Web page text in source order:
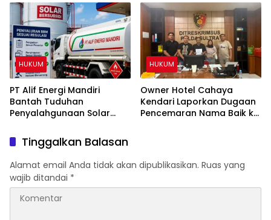
AMI
Kolaka
HUKUM
PT Alif Energi Mandiri
Bantah Tuduhan
Penyalahgunaan Solar
Operasional Sesuai
Regulasi
HUKUM
Owner Hotel Cahaya
Kendari Laporkan Dugaan
Pencemaran Nama Baik ke
Tinggalkan Balasan
Alamat email Anda tidak akan dipublikasikan. Ruas yang
wajib ditandai *